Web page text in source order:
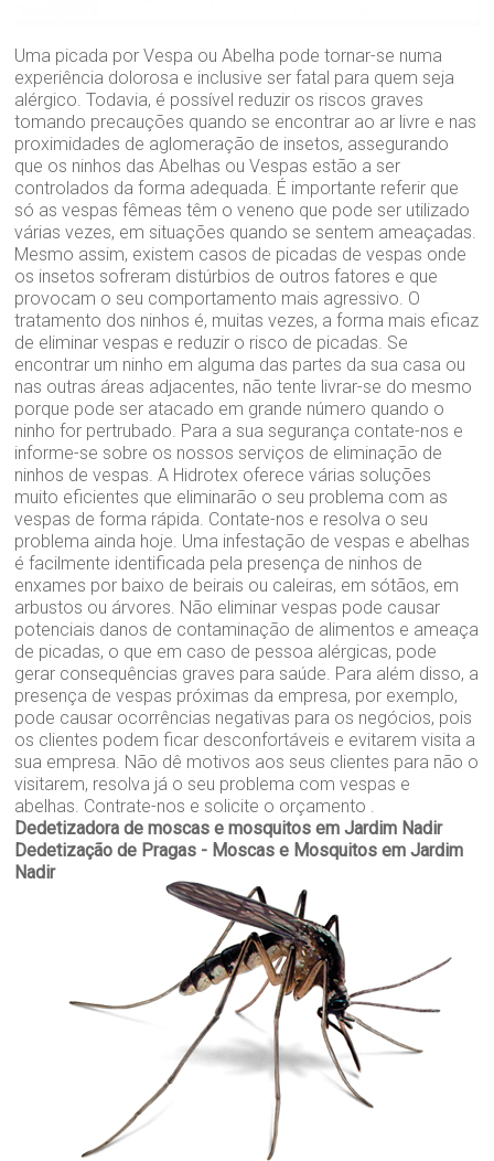
Uma picada por Vespa ou Abelha pode tornar-se numa
experiência dolorosa e inclusive ser fatal para quem seja
alérgico. Todavia, é possível reduzir os riscos graves
tomando precauções quando se encontrar ao ar livre e nas
proximidades de aglomeração de insetos, assegurando
que os ninhos das Abelhas ou Vespas estão a ser
controlados da forma adequada. É importante referir que
só as vespas fêmeas têm o veneno que pode ser utilizado
várias vezes, em situações quando se sentem ameaçadas.
Mesmo assim, existem casos de picadas de vespas onde
os insetos sofreram distúrbios de outros fatores e que
provocam o seu comportamento mais agressivo. O
tratamento dos ninhos é, muitas vezes, a forma mais eficaz
de eliminar vespas e reduzir o risco de picadas. Se
encontrar um ninho em alguma das partes da sua casa ou
nas outras áreas adjacentes, não tente livrar-se do mesmo
porque pode ser atacado em grande número quando o
ninho for pertrubado. Para a sua segurança contate-nos e
informe-se sobre os nossos serviços de eliminação de
ninhos de vespas. A Hidrotex oferece várias soluções
muito eficientes que eliminarão o seu problema com as
vespas de forma rápida. Contate-nos e resolva o seu
problema ainda hoje. Uma infestação de vespas e abelhas
é facilmente identificada pela presença de ninhos de
enxames por baixo de beirais ou caleiras, em sótãos, em
arbustos ou árvores. Não eliminar vespas pode causar
potenciais danos de contaminação de alimentos e ameaça
de picadas, o que em caso de pessoa alérgicas, pode
gerar consequências graves para saúde. Para além disso, a
presença de vespas próximas da empresa, por exemplo,
pode causar ocorrências negativas para os negócios, pois
os clientes podem ficar desconfortáveis e evitarem visita a
sua empresa. Não dê motivos aos seus clientes para não o
visitarem, resolva já o seu problema com vespas e
abelhas. Contrate-nos e solicite o orçamento .
Dedetizadora de moscas e mosquitos em Jardim Nadir
Dedetização de Pragas - Moscas e Mosquitos em Jardim
Nadir